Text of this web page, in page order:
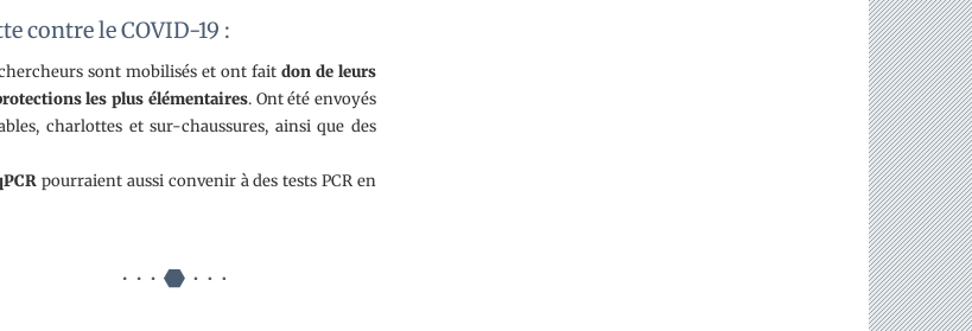
contre le COVID-19 :
chercheurs sont mobilisés et ont faitdon de leurs
les plus élémentaires. Ont été envoyés
charlottes et sur-chaussures, ainsi que des
pourraient aussi convenir à des tests PCR en